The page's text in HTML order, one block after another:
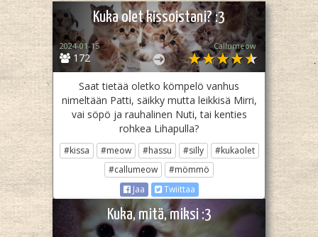
Kuka olet kissoistani? :3
172
2024-01-15 Callumeow
Saat tietää oletko kömpelö vanhus
nimeltään Patti, säikky mutta leikkisä Mirri,
vai söpö ja rauhalinen Nuti, tai kenties
rohkea Lihapulla?
#kissa #meow #hassu #silly
#kukaolet
#callumeow
#mömmö
Jaa
Twiittaa
Kuka, mitä, miksi :3